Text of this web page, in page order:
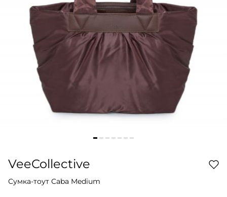
VeeCollective
Сумка-тоут Caba Medium